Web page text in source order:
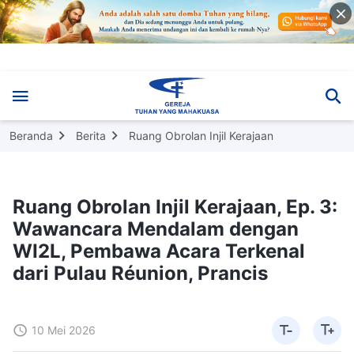
Beranda Berita Ruang Obrolan Injil Kerajaan
Ruang Obrolan Injil Kerajaan, Ep. 3:
Wawancara Mendalam dengan
WI2L, Pembawa Acara Terkenal
dari Pulau Réunion, Prancis
10 Mei 2026